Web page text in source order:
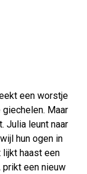
een worstje
Maar
Julia leunt naar
hun ogen in
haast een
een nieuw